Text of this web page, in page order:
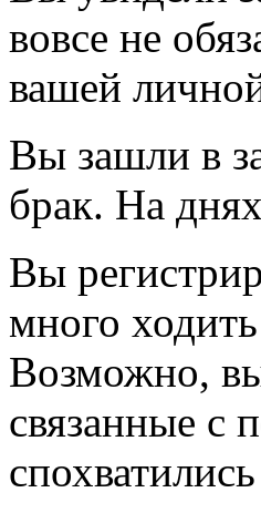
вовсе не
вашей
Вы зашли в
брак. На
Вы
много
Возможно,
связанные с